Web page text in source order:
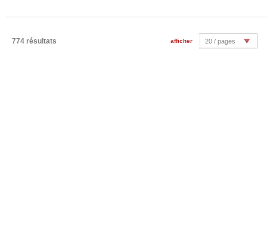
774 résultats afficher 20 / pages